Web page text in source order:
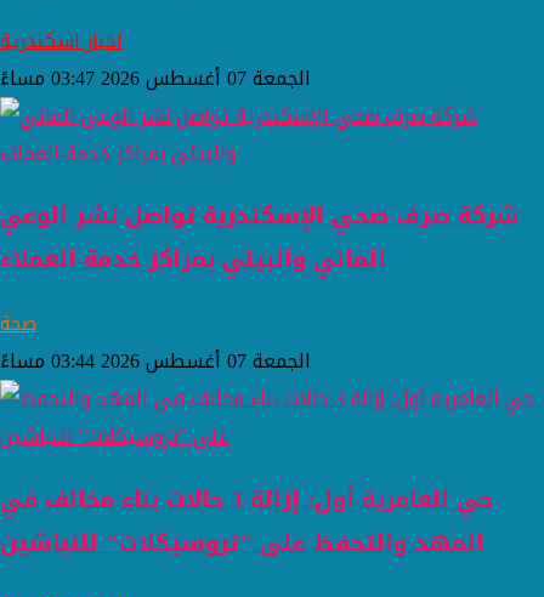
اخبار اسكندرية
الجمعة 07 أغسطس 2026 03:47 مساءً
شركة صرف صحي الإسكندرية تواصل نشر الوعي
المائي والبيئي بمراكز خدمة العملاء
صحة
الجمعة 07 أغسطس 2026 03:44 مساءً
حي العامرية أول: إزالة 3 حالات بناء مخالف في
المهد والتحفظ على "تروسيكلات" للنباشين